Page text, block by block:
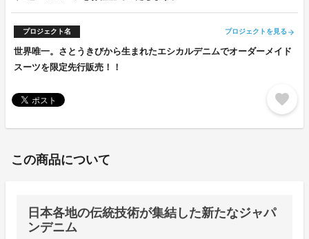
プロジェクト名 プロジェクトを見る arrow_forward
世界唯一。さとうきびから生まれたエシカルデニムでオーダーメイド
スーツを限定先行販売！！
favorite
この商品について
日本各地の伝統技術が集結した新たなジャパ
ンデニム